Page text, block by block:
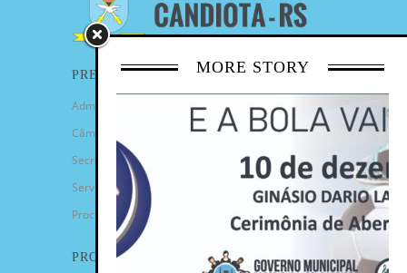
MORE STORY
PREFEITURA
Administração Municipal
Câmara de Vereadores
Secretarias
Serviços
Procuradoria Geral
PROGRAMAS